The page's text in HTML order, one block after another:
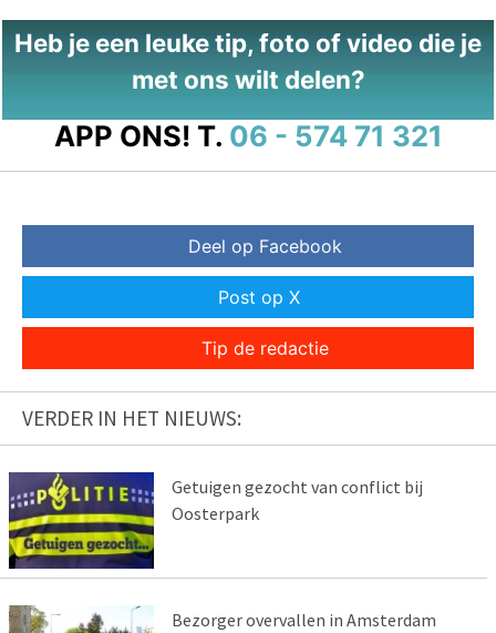
Heb je een leuke tip, foto of video die je
met ons wilt delen?
APP ONS! T. 06 - 574 71 321
Deel op Facebook
Post op X
Tip de redactie
VERDER IN HET NIEUWS:
Getuigen gezocht van conflict bij
Oosterpark
Bezorger overvallen in Amsterdam